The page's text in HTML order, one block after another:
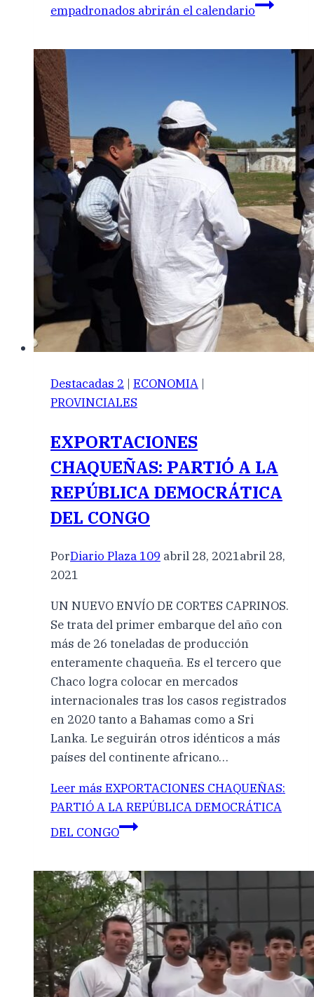
empadronados abrirán el calendario
Destacadas 2 | ECONOMIA |
PROVINCIALES
EXPORTACIONES
CHAQUEÑAS: PARTIÓ A LA
REPÚBLICA DEMOCRÁTICA
DEL CONGO
PorDiario Plaza 109 abril 28, 2021abril 28,
2021
UN NUEVO ENVÍO DE CORTES CAPRINOS.
Se trata del primer embarque del año con
más de 26 toneladas de producción
enteramente chaqueña. Es el tercero que
Chaco logra colocar en mercados
internacionales tras los casos registrados
en 2020 tanto a Bahamas como a Sri
Lanka. Le seguirán otros idénticos a más
países del continente africano…
Leer más EXPORTACIONES CHAQUEÑAS:
PARTIÓ A LA REPÚBLICA DEMOCRÁTICA
DEL CONGO